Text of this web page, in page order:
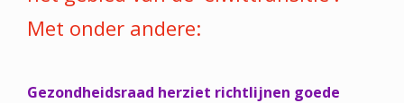
Met onder andere:
Gezondheidsraad herziet richtlijnen goede